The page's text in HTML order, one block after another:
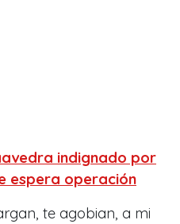
indignado por
espera operación
te agobian, a mi